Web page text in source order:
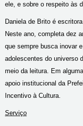
ele, e sobre o respeito às
Daniela de Brito é
Neste ano, completa dez
que sempre busca inovar
adolescentes do universo
meio da leitura. Em
apoio institucional da
Incentivo à Cultura.
Serviço